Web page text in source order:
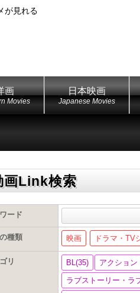
が見れる
画
Movies
日本映画
Japanese Movies
画Link検索
ード
種類 映画 ドラマ・TV
リ BL(35) アクション
ラブストーリー・ラ